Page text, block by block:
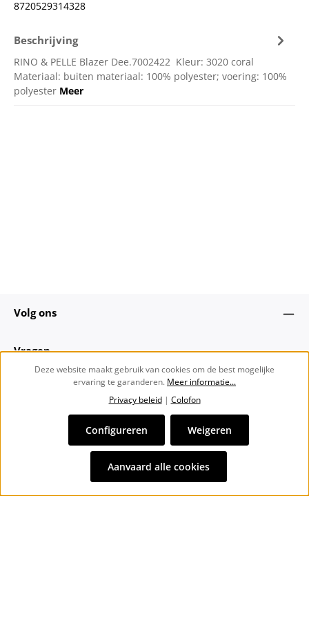
8720529314328
Beschrijving
RINO & PELLE Blazer Dee.7002422 Kleur: 3020 coral
Materiaal: buiten materiaal: 100% polyester; voering: 100%
polyester Meer
Volg ons
Vragen
Alle prijzen incl. btw plusverzendkosten
bezorgkosten, indien niet anders vermeld.
Deze website maakt gebruik van cookies om de best mogelijke
ervaring te garanderen. Meer informatie...
Privacy beleid| Colofon
Weigeren
Configureren
Aanvaard alle cookies